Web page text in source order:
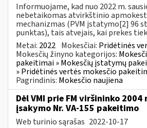
Informuojame, kad nuo 2022 m.
nebetaikomas atvirkštinio
mechanizmas (PVM įstatymo[2] 96
punktas), tais atvejais, kai prekes
Metai: 2022 Mokesčiai: Pridėtinės
Mokesčių žinyno kategorijos:
pakeitimai » Mokesčių įstatymų
» Pridėtinės vertės mokesčio
Pagrindinis: Mokesčio naujiena
Dėl VMI prie FM viršininko 2004
įsakymo Nr. VA-155 pakeitimo
Web turinio sąrašas 2022-10-17